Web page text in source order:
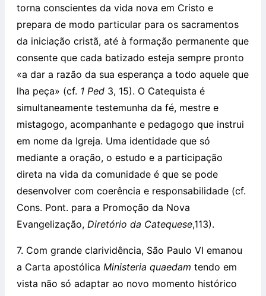
torna conscientes da vida nova em Cristo e
prepara de modo particular para os sacramentos
da iniciação cristã, até à formação permanente que
consente que cada batizado esteja sempre pronto
«a dar a razão da sua esperança a todo aquele que
lha peça» (cf. 1 Ped 3, 15). O Catequista é
simultaneamente testemunha da fé, mestre e
mistagogo, acompanhante e pedagogo que instrui
em nome da Igreja. Uma identidade que só
mediante a oração, o estudo e a participação
direta na vida da comunidade é que se pode
desenvolver com coerência e responsabilidade (cf.
Cons. Pont. para a Promoção da Nova
Evangelização, Diretório da Catequese,113).
7. Com grande clarividência, São Paulo VI emanou
a Carta apostólica Ministeria quaedam tendo em
vista não só adaptar ao novo momento histórico